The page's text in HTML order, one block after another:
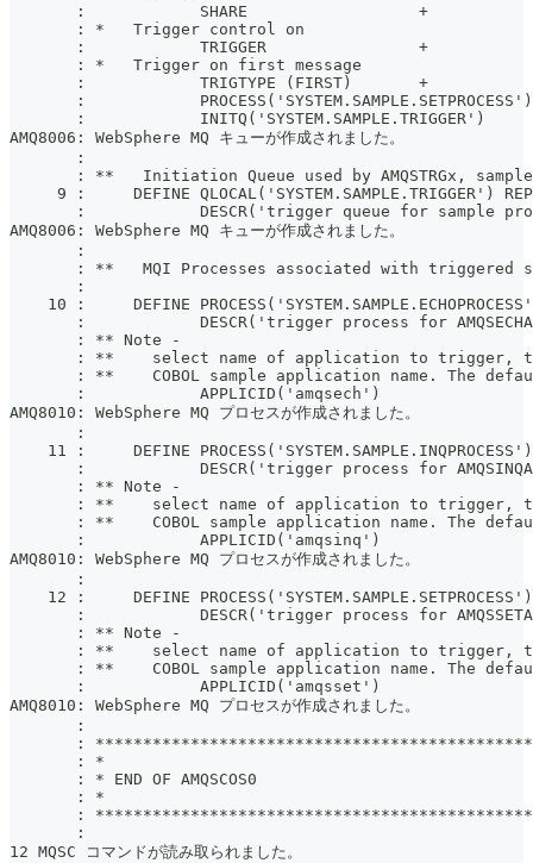
       :            SHARE                  +
       : *   Trigger control on
       :            TRIGGER                +
       : *   Trigger on first message
       :            TRIGTYPE (FIRST)       +
:
       :            INITQ('SYSTEM.SAMPLE.TRIGGER')
AMQ8006: WebSphere MQ キューが作成されました。
       :
: **   Initiation Queue used by AMQSTRGx,
9 :     DEFINE QLOCAL('SYSTEM.SAMPLE.TRIGGER')
:            DESCR('trigger queue for sample
AMQ8006: WebSphere MQ キューが作成されました。
       :
: **   MQI Processes associated with triggered
       :
10 :     DEFINE
:            DESCR('trigger process for
       : ** Note -
: **    select name of application to trigger,
: **    COBOL sample application name. The
       :            APPLICID('amqsech')
AMQ8010: WebSphere MQ プロセスが作成されました。
       :
11 :     DEFINE
:            DESCR('trigger process for
       : ** Note -
: **    select name of application to trigger,
: **    COBOL sample application name. The
       :            APPLICID('amqsinq')
AMQ8010: WebSphere MQ プロセスが作成されました。
       :
12 :     DEFINE
:            DESCR('trigger process for
       : ** Note -
: **    select name of application to trigger,
: **    COBOL sample application name. The
       :            APPLICID('amqsset')
AMQ8010: WebSphere MQ プロセスが作成されました。
       :
:
: *
: * END OF AMQSCOS0
: *
:
       :
12 MQSC コマンドが読み取られました。